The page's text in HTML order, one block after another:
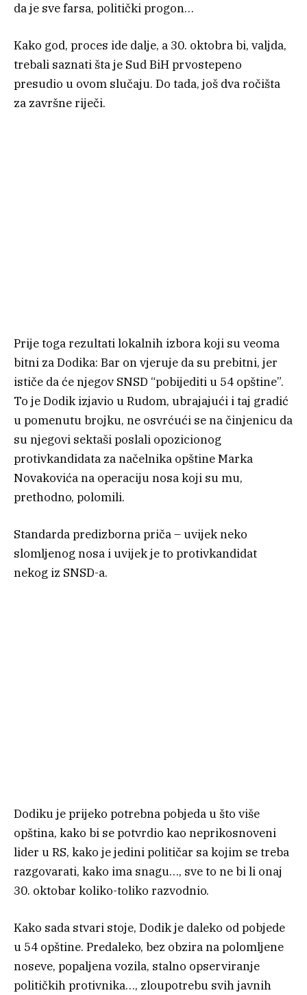
da je sve farsa, politički progon…
Kako god, proces ide dalje, a 30. oktobra bi, valjda,
trebali saznati šta je Sud BiH prvostepeno
presudio u ovom slučaju. Do tada, još dva ročišta
za završne riječi.
Prije toga rezultati lokalnih izbora koji su veoma
bitni za Dodika: Bar on vjeruje da su prebitni, jer
ističe da će njegov SNSD “pobijediti u 54 opštine”.
To je Dodik izjavio u Rudom, ubrajajući i taj gradić
u pomenutu brojku, ne osvrćući se na činjenicu da
su njegovi sektaši poslali opozicionog
protivkandidata za načelnika opštine Marka
Novakovića na operaciju nosa koji su mu,
prethodno, polomili.
Standarda predizborna priča – uvijek neko
slomljenog nosa i uvijek je to protivkandidat
nekog iz SNSD-a.
Dodiku je prijeko potrebna pobjeda u što više
opština, kako bi se potvrdio kao neprikosnoveni
lider u RS, kako je jedini političar sa kojim se treba
razgovarati, kako ima snagu…, sve to ne bi li onaj
30. oktobar koliko-toliko razvodnio.
Kako sada stvari stoje, Dodik je daleko od pobjede
u 54 opštine. Predaleko, bez obzira na polomljene
noseve, popaljena vozila, stalno opserviranje
političkih protivnika…, zloupotrebu svih javnih